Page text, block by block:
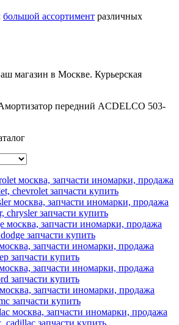
большой ассортимент различных
магазин в Москве. Курьерская
передний ACDELCO 503-